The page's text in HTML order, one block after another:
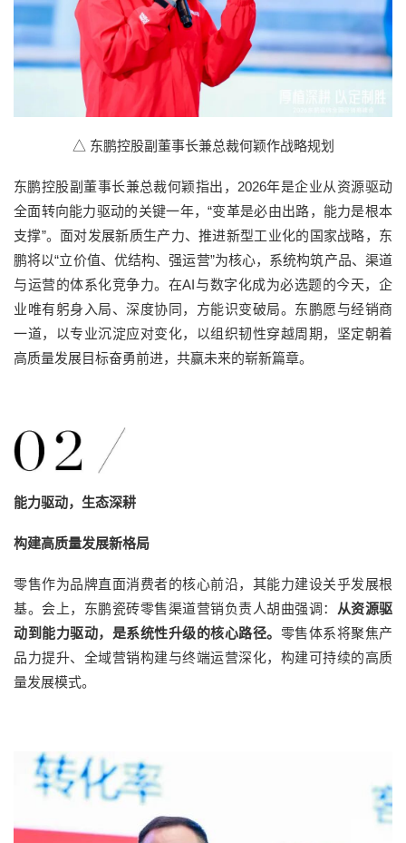
△ 东鹏控股副董事长兼总裁何颖作战略规划
东鹏控股副董事长兼总裁何颖指出，2026年是企业从资源驱动
全面转向能力驱动的关键一年，“变革是必由出路，能力是根本
支撑”。面对发展新质生产力、推进新型工业化的国家战略，东
鹏将以“立价值、优结构、强运营”为核心，系统构筑产品、渠道
与运营的体系化竞争力。在AI与数字化成为必选题的今天，企
业唯有躬身入局、深度协同，方能识变破局。东鹏愿与经销商
一道，以专业沉淀应对变化，以组织韧性穿越周期，坚定朝着
高质量发展目标奋勇前进，共赢未来的崭新篇章。
能力驱动，生态深耕
构建高质量发展新格局
零售作为品牌直面消费者的核心前沿，其能力建设关乎发展根
基。会上，东鹏瓷砖零售渠道营销负责人胡曲强调： 从资源驱
动到能力驱动，是系统性升级的核心路径。 零售体系将聚焦产
品力提升、全域营销构建与终端运营深化，构建可持续的高质
量发展模式。